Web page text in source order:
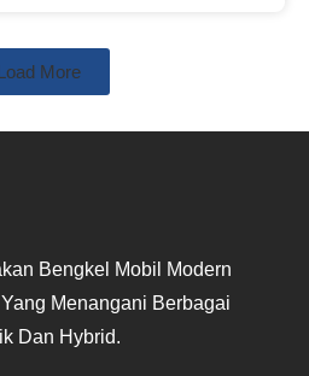
More
Bengkel Mobil Modern
Menangani Berbagai
Dan Hybrid.